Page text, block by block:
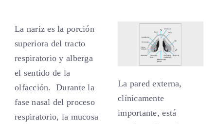
La nariz es la porción
superiora del tracto
respiratorio y alberga
el sentido de la
olfacción. Durante la
fase nasal del proceso
respiratorio, la mucosa
La pared externa,
clínicamente
importante, está